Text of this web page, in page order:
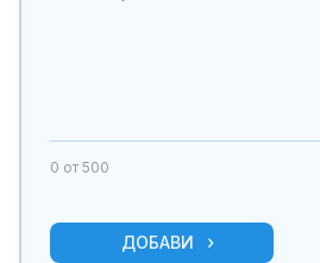
0 от 500
ДОБАВИ